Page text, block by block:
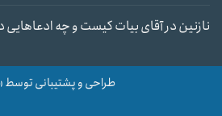
نازنیندرآقای بیات کیست و چه ادعاهایی
طراحی و پشتیبانی توسط